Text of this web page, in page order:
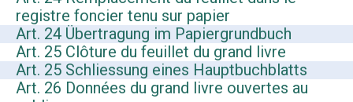
registre foncier tenu sur papier
Art. 24 Übertragung im Papiergrundbuch
Art. 25 Clôture du feuillet du grand livre
Art. 25 Schliessung eines Hauptbuchblatts
Art. 26 Données du grand livre ouvertes au